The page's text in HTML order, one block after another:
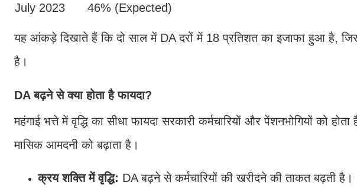
July 2023
46% (Expected)
यह आंकड़े दिखाते हैं कि दो साल में DA दरों में 18 प्रतिशत का इजाफा हुआ है,
है।
DA बढ़ने से क्या होता है फायदा?
महंगाई भत्ते में वृद्धि का सीधा फायदा सरकारी कर्मचारियों और पेंशनभोगियों को
मासिक आमदनी को बढ़ाता है।
क्रय शक्ति में वृद्धि: DA बढ़ने से कर्मचारियों की खरीदने की ताकत बढ़ती है।